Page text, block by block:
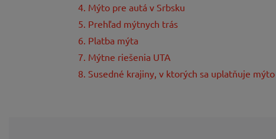
4. Mýto pre autá v Srbsku
5. Prehľad mýtnych trás
6. Platba mýta
7. Mýtne riešenia UTA
8. Susedné krajiny, v ktorých sa uplatňuje mýto